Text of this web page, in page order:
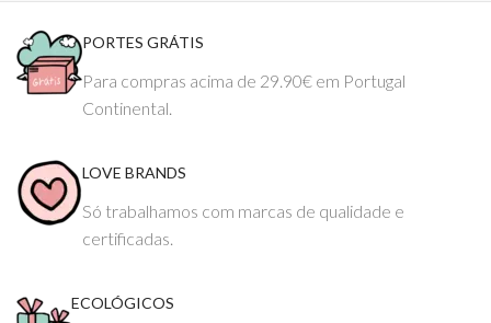
PORTES GRÁTIS
Para compras acima de 29.90€ em Portugal
Continental.
LOVE BRANDS
Só trabalhamos com marcas de qualidade e
certificadas.
ECOLÓGICOS